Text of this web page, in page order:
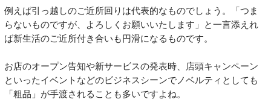
例えば引っ越しのご近所回りは代表的なものでしょう。「つま
らないものですが、よろしくお願いいたします」と一言添えれ
ば新生活のご近所付き合いも円滑になるものです。
お店のオープン告知や新サービスの発表時、店頭キャンペーン
といったイベントなどのビジネスシーンでノベルティとしても
「粗品」が手渡されることも多いですよね。